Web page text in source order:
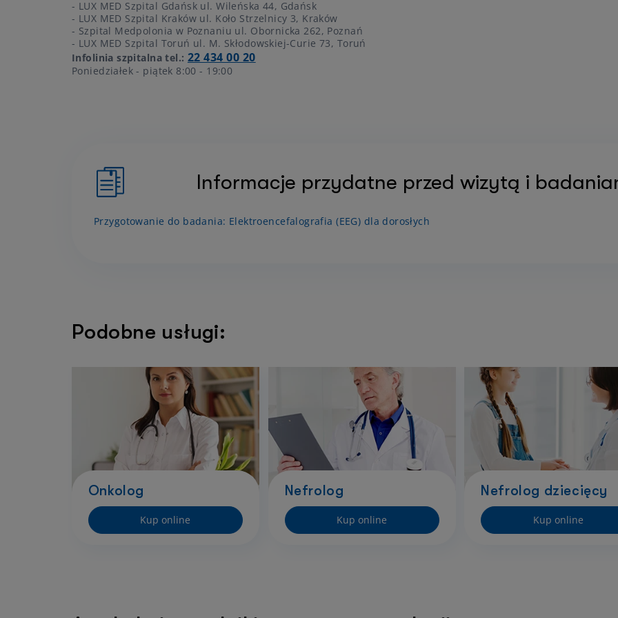
- LUX MED Szpital Gdańsk ul. Wileńska 44, Gdańsk
- LUX MED Szpital Kraków ul. Koło Strzelnicy 3, Kraków
- Szpital Medpolonia w Poznaniu ul. Obornicka 262, Poznań
- LUX MED Szpital Toruń ul. M. Skłodowskiej-Curie 73, Toruń
Infolinia szpitalna tel.: 22 434 00 20
Poniedziałek - piątek 8:00 - 19:00
Informacje przydatne przed wizytą i
Przygotowanie do badania: Elektroencefalografia (EEG) dla dorosłych
Podobne usługi:
Onkolog
Kup online
Nefrolog
Kup online
Nefrolog dziecięcy
Kup online